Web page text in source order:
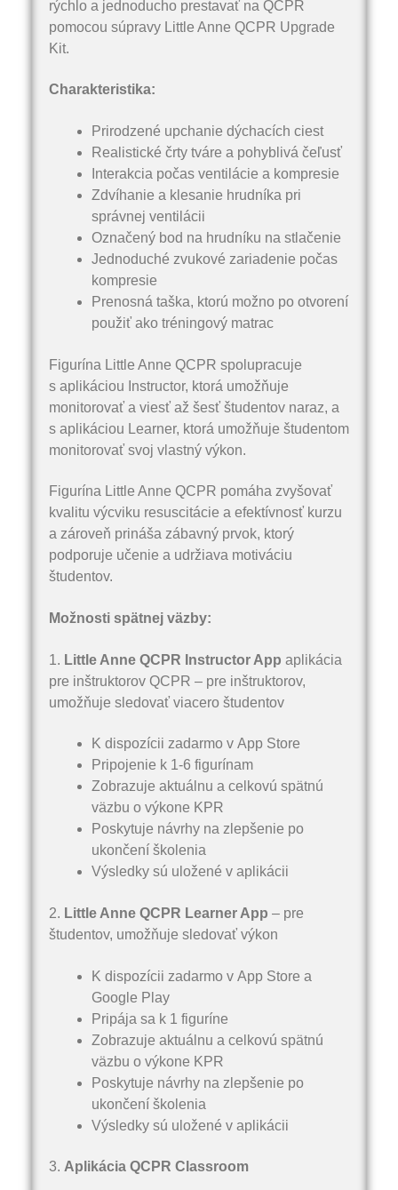
rýchlo a jednoducho prestavať na QCPR
pomocou súpravy Little Anne QCPR Upgrade
Kit.
Charakteristika:
Prirodzené upchanie dýchacích ciest
Realistické črty tváre a pohyblivá čeľusť
Interakcia počas ventilácie a kompresie
Zdvíhanie a klesanie hrudníka pri
správnej ventilácii
Označený bod na hrudníku na stlačenie
Jednoduché zvukové zariadenie počas
kompresie
Prenosná taška, ktorú možno po otvorení
použiť ako tréningový matrac
Figurína Little Anne QCPR spolupracuje
s aplikáciou Instructor, ktorá umožňuje
monitorovať a viesť až šesť študentov naraz, a
s aplikáciou Learner, ktorá umožňuje študentom
monitorovať svoj vlastný výkon.
Figurína Little Anne QCPR pomáha zvyšovať
kvalitu výcviku resuscitácie a efektívnosť kurzu
a zároveň prináša zábavný prvok, ktorý
podporuje učenie a udržiava motiváciu
študentov.
Možnosti spätnej väzby:
1. Little Anne QCPR Instructor App aplikácia
pre inštruktorov QCPR – pre inštruktorov,
umožňuje sledovať viacero študentov
K dispozícii zadarmo v App Store
Pripojenie k 1-6 figurínam
Zobrazuje aktuálnu a celkovú spätnú
väzbu o výkone KPR
Poskytuje návrhy na zlepšenie po
ukončení školenia
Výsledky sú uložené v aplikácii
2. Little Anne QCPR Learner App – pre
študentov, umožňuje sledovať výkon
K dispozícii zadarmo v App Store a
Google Play
Pripája sa k 1 figuríne
Zobrazuje aktuálnu a celkovú spätnú
väzbu o výkone KPR
Poskytuje návrhy na zlepšenie po
ukončení školenia
Výsledky sú uložené v aplikácii
3. Aplikácia QCPR Classroom